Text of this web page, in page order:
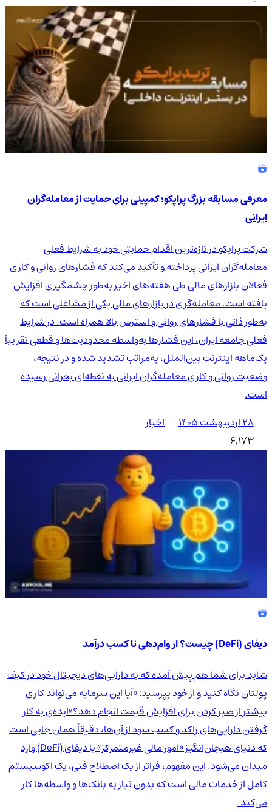
4.9/5
معرفی مسابقه بزرگ پراپکو؛ کمپینی برای حمایت از معامله‌گران
ایرانی
شرکت پراپکو در تازه‌ترین اقدام حمایتی خود به شرایط فعلی
معامله‌گران ایرانی پرداخته و تأکید می‌کند که فشارهای روانی و کاری
فعالان بازارهای مالی طی هفته‌های اخیر به‌طور چشمگیری افزایش
یافته است. معامله‌گری در بازارهای مالی یکی از مشاغلی است که
به‌طور ذاتی با فشارهای روانی و استرس بالا همراه است. در شرایط
فعلی جامعه ایران، این فشارها به‌واسطه محدودیت‌ها و قطعی تقریباً
یک‌ماهه اینترنت بین‌الملل، به‌مراتب تشدید شده و در نتیجه،
وضعیت روانی و کاری معامله‌گران ایرانی به نقطه‌ای بحرانی رسیده
است.
۲۸ اردیبهشت ۱۴۰۵
اخبار
6,173
دیفای (DeFi) چیست؟ از وام‌دهی تا کسب درآمد
شاید برای شما هم پیش آمده که به دارایی‌های دیجیتال خود در کیف
پولتان نگاه کنید و از خود بپرسید: «آیا این سرمایه می‌تواند کاری
بیشتر از صبر کردن برای افزایش قیمت انجام دهد؟»ایده‌ی به کار
گرفتن دارایی‌های راکد و کسب سود از آن‌ها، دقیقاً همان جایی است
که دنیای هیجان‌انگیز «امور مالی غیرمتمرکز» یا دیفای (DeFi) وارد
میدان می‌شود. این مفهوم، فراتر از یک اصطلاح فنی، یک اکوسیستم
کامل از خدمات مالی است که بدون نیاز به بانک‌ها و واسطه‌ها کار
می‌کند.